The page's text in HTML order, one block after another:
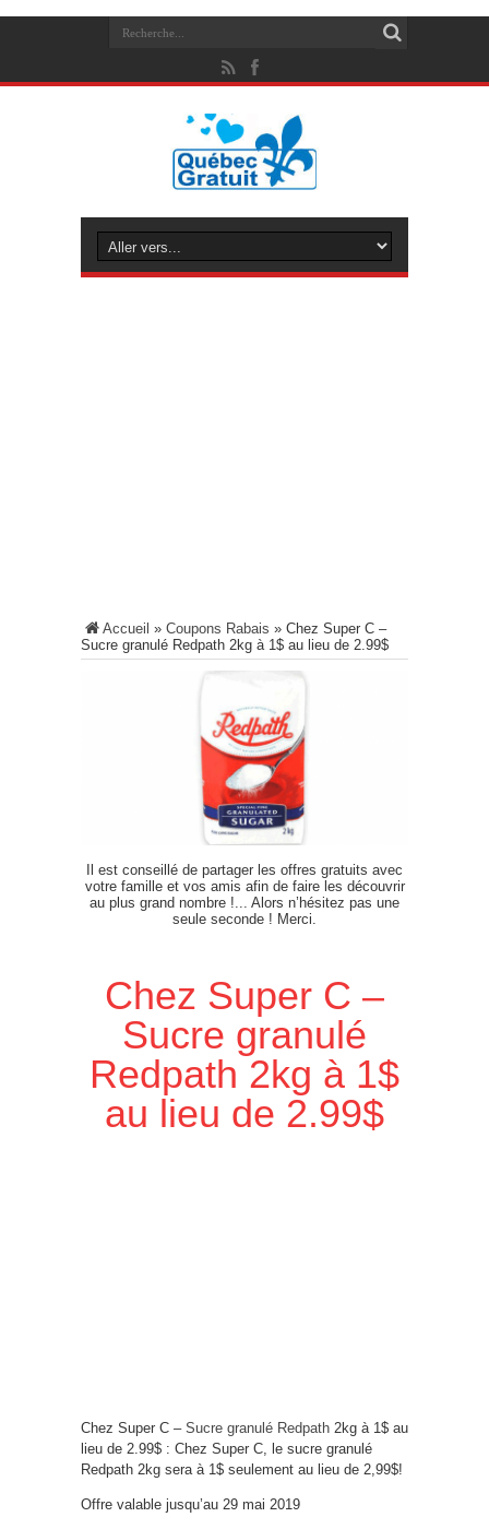
Accueil » Coupons Rabais » Chez Super C –
Sucre granulé Redpath 2kg à 1$ au lieu de 2.99$
Il est conseillé de partager les offres gratuits avec
votre famille et vos amis afin de faire les découvrir
au plus grand nombre !... Alors n’hésitez pas une
seule seconde ! Merci.
Chez Super C –
Sucre granulé
Redpath 2kg à 1$
au lieu de 2.99$
Chez Super C – Sucre granulé Redpath 2kg à 1$ au
lieu de 2.99$ : Chez Super C, le sucre granulé
Redpath 2kg sera à 1$ seulement au lieu de 2,99$!
Offre valable jusqu’au 29 mai 2019